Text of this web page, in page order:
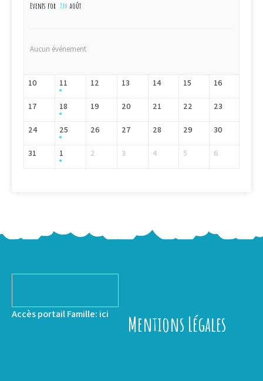
Events for 8th août
Aucun événement
10 11 12 13 14 15 16
17 18 19 20 21 22 23
24 25 26 27 28 29 30
31 1 2 3 4 5 6
Accès portail Famille: ici Mentions Légales